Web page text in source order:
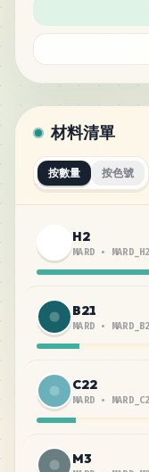
材料清單
按數量 按色號
H2
MARD • MARD_H2
B21
MARD •
C22
MARD •
M3